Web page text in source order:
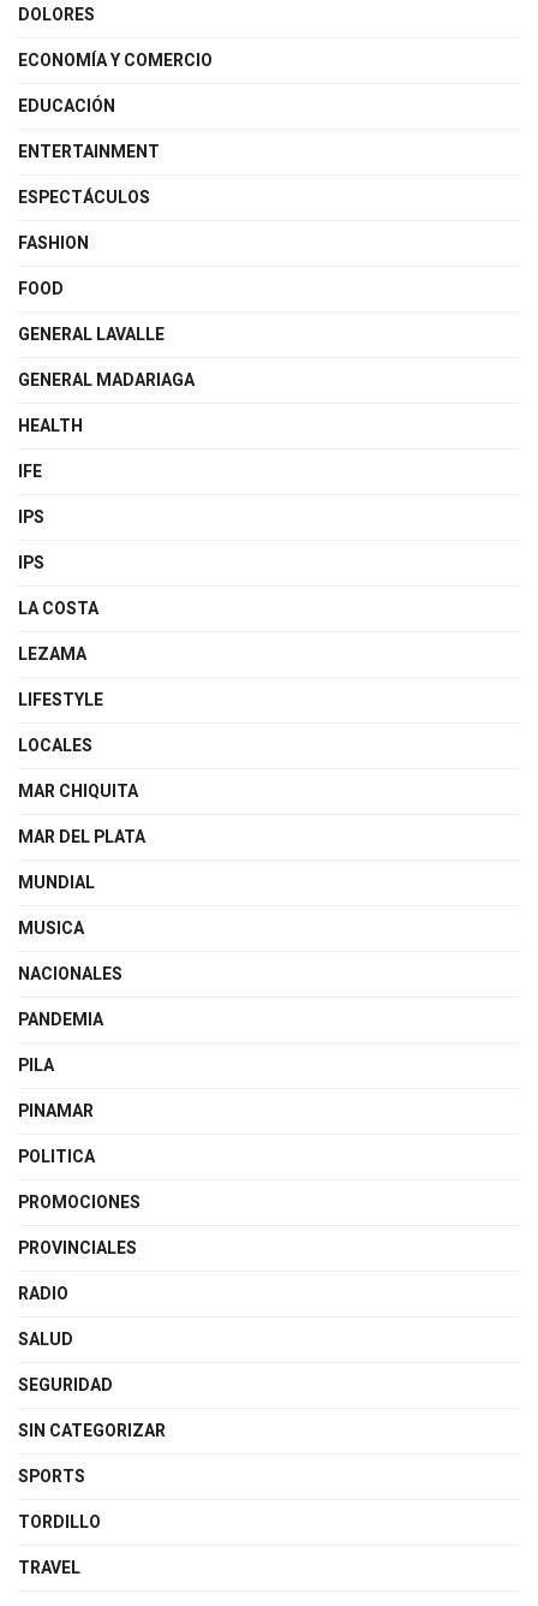
DOLORES
ECONOMÍA Y COMERCIO
EDUCACIÓN
ENTERTAINMENT
ESPECTÁCULOS
FASHION
FOOD
GENERAL LAVALLE
GENERAL MADARIAGA
HEALTH
IFE
IPS
IPS
LA COSTA
LEZAMA
LIFESTYLE
LOCALES
MAR CHIQUITA
MAR DEL PLATA
MUNDIAL
MUSICA
NACIONALES
PANDEMIA
PILA
PINAMAR
POLITICA
PROMOCIONES
PROVINCIALES
RADIO
SALUD
SEGURIDAD
SIN CATEGORIZAR
SPORTS
TORDILLO
TRAVEL